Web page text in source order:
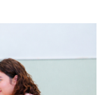
yêu
cho bé
tâm hồn